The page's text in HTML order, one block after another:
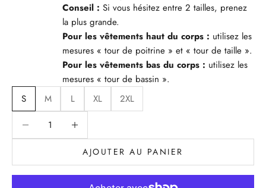
Conseil : Si vous hésitez entre 2 tailles, prenez
la plus grande.
Pour les vêtements haut du corps : utilisez les
mesures « tour de poitrine » et « tour de taille ».
Pour les vêtements bas du corps : utilisez les
mesures « tour de bassin ».
S
M L XL
2XL
Diminuer la quantitéDiminuer la quantité
AJOUTER AU PANIER